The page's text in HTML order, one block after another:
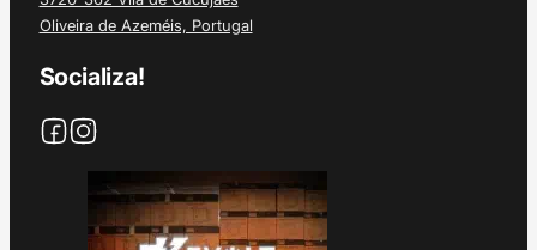
Oliveira de Azeméis, Portugal
Socializa!